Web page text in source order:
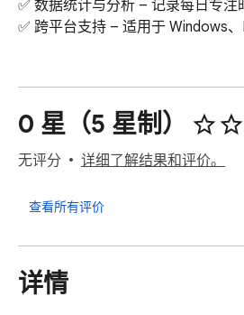
✅ 数据统计与分析 – 记录每日专
✅ 跨平台支持 – 适用于 Windows
💻 远程办公者：对抗居家环境中
🎓 学术研究者：保护持续4+小时的
👨💻 开发者：维持「代码洞穴」状
官网: https://focuson.ink
0 星（5 星制）
无评分 详细了解结果和评价。
查看所有评价
详情